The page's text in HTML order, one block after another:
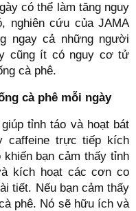
có thể làm tăng nguy
nghiên cứu của JAMA
ngay cả những người
cũng ít có nguy cơ tử
cà phê.
cà phê mỗi ngày
tỉnh táo và hoạt bát
caffeine trực tiếp kích
bạn cảm thấy tỉnh
kích hoạt các cơn co
tiết. Nếu bạn cảm thấy
phê. Nó sẽ hữu ích và